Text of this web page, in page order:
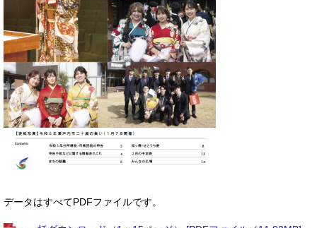
データはすべてPDFファイルです。